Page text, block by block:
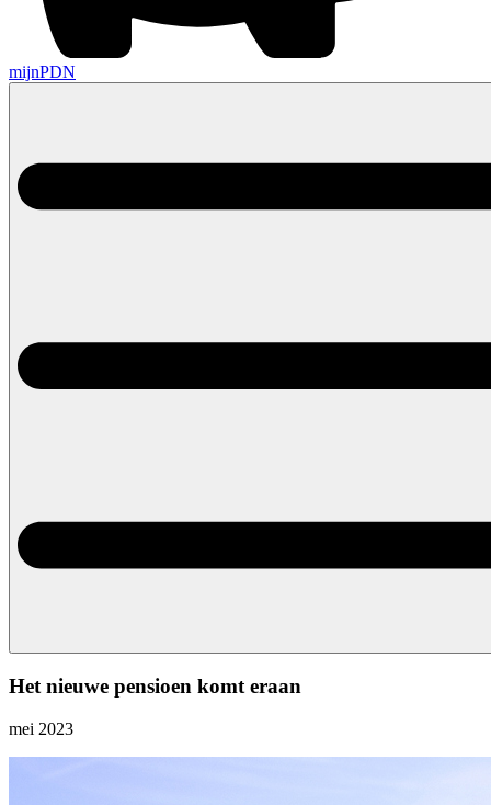
mijnPDN
Het nieuwe pensioen komt eraan
mei 2023